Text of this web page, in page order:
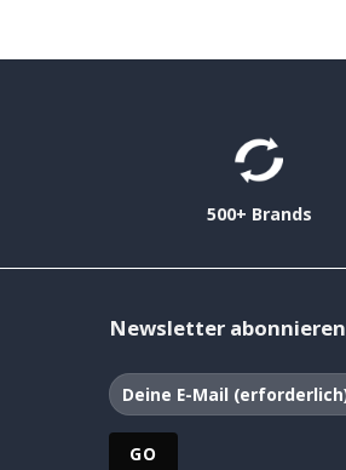
500+ Brands
Newsletter abonnieren